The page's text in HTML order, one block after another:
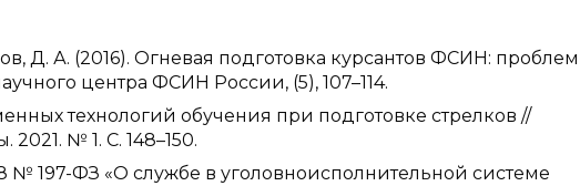
Д. А. (2016). Огневая подготовка курсантов ФСИН:
центра ФСИН России, (5), 107–114.
технологий обучения при подготовке стрелков //
№ 1. С. 148–150.
№ 197-ФЗ «О службе в уголовноисполнительной системе